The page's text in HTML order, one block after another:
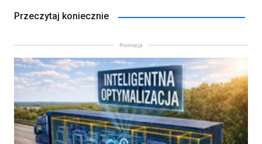
Przeczytaj koniecznie
Promocja